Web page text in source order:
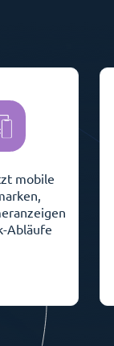
mobile
Abläufe